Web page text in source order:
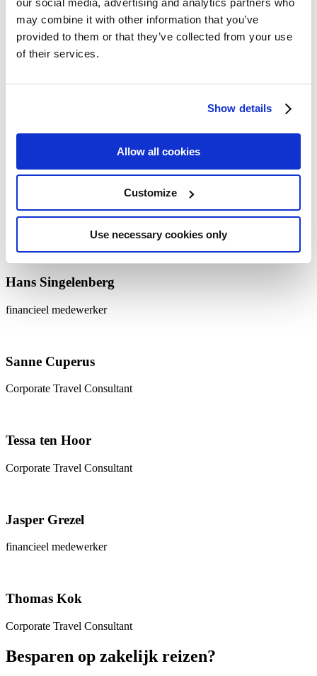
may combine it with other information that you’ve
provided to them or that they’ve collected from your use
of their services.
Show details
Allow all cookies
Customize
Use necessary cookies only
Kim Gierveld
financieel medewerker
Hans Singelenberg
financieel medewerker
Sanne Cuperus
Corporate Travel Consultant
Tessa ten Hoor
Corporate Travel Consultant
Jasper Grezel
financieel medewerker
Thomas Kok
Corporate Travel Consultant
Besparen op zakelijk reizen?